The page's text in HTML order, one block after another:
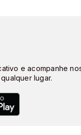
e acompanhe
lugar.